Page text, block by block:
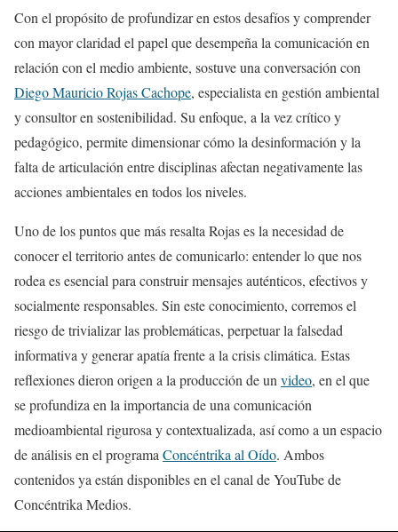
Con el propósito de profundizar en estos desafíos y comprender
con mayor claridad el papel que desempeña la comunicación en
relación con el medio ambiente, sostuve una conversación con
Diego Mauricio Rojas Cachope, especialista en gestión ambiental
y consultor en sostenibilidad. Su enfoque, a la vez crítico y
pedagógico, permite dimensionar cómo la desinformación y la
falta de articulación entre disciplinas afectan negativamente las
acciones ambientales en todos los niveles.
Uno de los puntos que más resalta Rojas es la necesidad de
conocer el territorio antes de comunicarlo: entender lo que nos
rodea es esencial para construir mensajes auténticos, efectivos y
socialmente responsables. Sin este conocimiento, corremos el
riesgo de trivializar las problemáticas, perpetuar la falsedad
informativa y generar apatía frente a la crisis climática. Estas
reflexiones dieron origen a la producción de un video, en el que
se profundiza en la importancia de una comunicación
medioambiental rigurosa y contextualizada, así como a un espacio
de análisis en el programa Concéntrika al Oído. Ambos
contenidos ya están disponibles en el canal de YouTube de
Concéntrika Medios.